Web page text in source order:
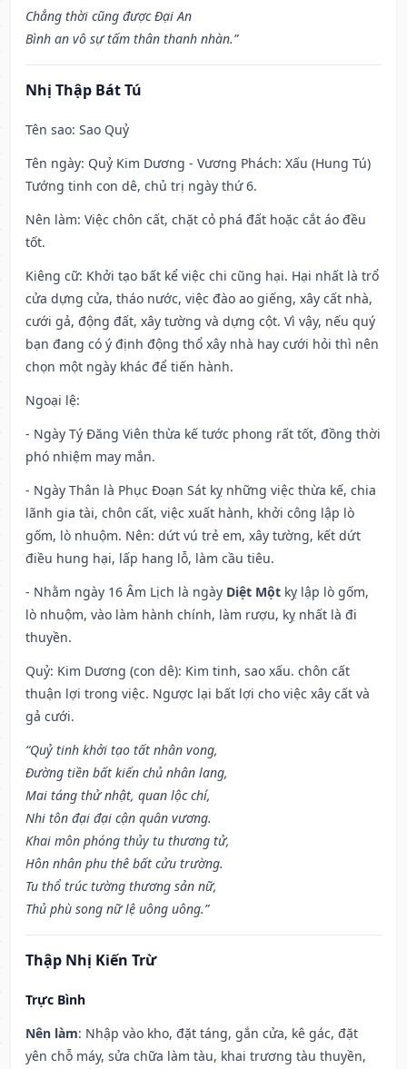
Chẳng thời cũng được Đại An
Bình an vô sự tấm thân thanh nhàn.”
Nhị Thập Bát Tú
Tên sao: Sao Quỷ
Tên ngày: Quỷ Kim Dương - Vương Phách: Xấu (Hung Tú)
Tướng tinh con dê, chủ trị ngày thứ 6.
Nên làm: Việc chôn cất, chặt cỏ phá đất hoặc cắt áo đều
tốt.
Kiêng cữ: Khởi tạo bất kể việc chi cũng hại. Hại nhất là trổ
cửa dựng cửa, tháo nước, việc đào ao giếng, xây cất nhà,
cưới gả, động đất, xây tường và dựng cột. Vì vậy, nếu quý
bạn đang có ý định động thổ xây nhà hay cưới hỏi thì nên
chọn một ngày khác để tiến hành.
Ngoại lệ:
- Ngày Tý Đăng Viên thừa kế tước phong rất tốt, đồng thời
phó nhiệm may mắn.
- Ngày Thân là Phục Đoạn Sát kỵ những việc thừa kế, chia
lãnh gia tài, chôn cất, việc xuất hành, khởi công lập lò
gốm, lò nhuộm. Nên: dứt vú trẻ em, xây tường, kết dứt
điều hung hại, lấp hang lỗ, làm cầu tiêu.
- Nhằm ngày 16 Âm Lịch là ngày Diệt Một kỵ lập lò gốm,
lò nhuộm, vào làm hành chính, làm rượu, kỵ nhất là đi
thuyền.
Quỷ: Kim Dương (con dê): Kim tinh, sao xấu. chôn cất
thuận lợi trong việc. Ngược lại bất lợi cho việc xây cất và
gả cưới.
“Quỷ tinh khởi tạo tất nhân vong,
Đường tiền bất kiến chủ nhân lang,
Mai táng thử nhật, quan lộc chí,
Nhi tôn đại đại cận quân vương.
Khai môn phóng thủy tu thương tử,
Hôn nhân phu thê bất cửu trường.
Tu thổ trúc tường thương sản nữ,
Thủ phù song nữ lệ uông uông.”
Thập Nhị Kiến Trừ
Trực Bình
Nên làm: Nhập vào kho, đặt táng, gắn cửa, kê gác, đặt
yên chỗ máy, sửa chữa làm tàu, khai trương tàu thuyền,